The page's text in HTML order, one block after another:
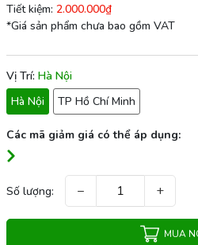
Tiết kiệm: 2.000.000₫
*Giá sản phẩm chưa bao gồm VAT
Vị Trí: Hà Nội
Hà Nội
TP Hồ Chí Minh
Các mã giảm giá có thể áp dụng:
Số lượng: − +
MUA